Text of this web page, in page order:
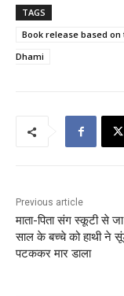
c
e o
n
l
TAGS
Book release based
Dhami
Previous article
माता-पिता संग स्कूटी से
साल के बच्चे को हाथी ने
पटककर मार डाला